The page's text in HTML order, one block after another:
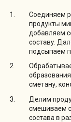
Соединяем
продукты
добавляем
составу.
подсыпаем
сметану,
Делим
смешиваем
состава в